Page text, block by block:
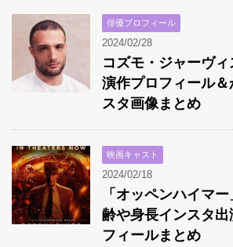
俳優プロフィール
2024/02/28
コズモ・ジャーヴ
演作プロフィール
スタ画像まとめ
映画キャスト
2024/02/18
「オッペンハイマ
齢や身長インスタ
フィールまとめ